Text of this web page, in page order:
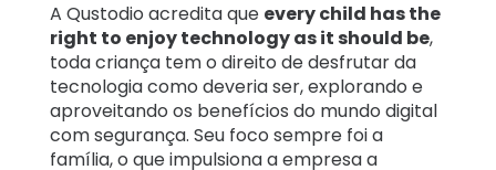
A Qustodio acredita que every child has the
right to enjoy technology as it should be,
toda criança tem o direito de desfrutar da
tecnologia como deveria ser, explorando e
aproveitando os benefícios do mundo digital
com segurança. Seu foco sempre foi a
família, o que impulsiona a empresa a